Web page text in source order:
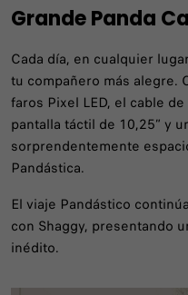
Grande Panda
Cada día, en cualquier
tu compañero más alegre.
faros Pixel LED, el cable
pantalla táctil de 10,25” y
sorprendentemente
Pandástica.
El viaje Pandástico
con Shaggy, presentando
inédito.